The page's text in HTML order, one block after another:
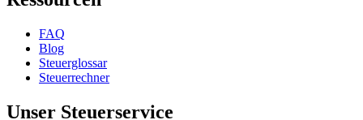
FAQ
Blog
Steuerglossar
Steuerrechner
Unser Steuerservice